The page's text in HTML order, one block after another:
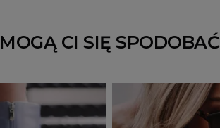
MOGĄ CI SIĘ SPODOBAĆ